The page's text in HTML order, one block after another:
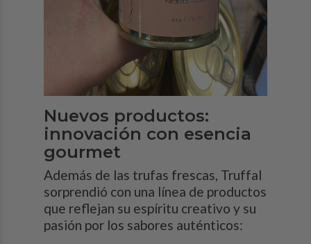
Nuevos productos:
innovación con esencia
gourmet
Además de las trufas frescas, Truffal
sorprendió con una línea de productos
que reflejan su espíritu creativo y su
pasión por los sabores auténticos: